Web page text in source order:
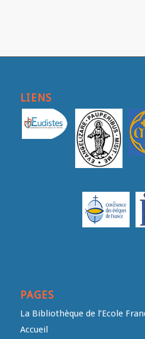
LIENS
PAGES
La Bibliothèque de l’Ecole
Accueil